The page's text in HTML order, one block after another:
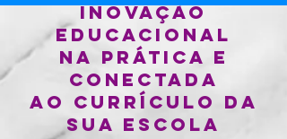
Inovação
educacional
na prática e
conectada
ao currículo da
sua escola